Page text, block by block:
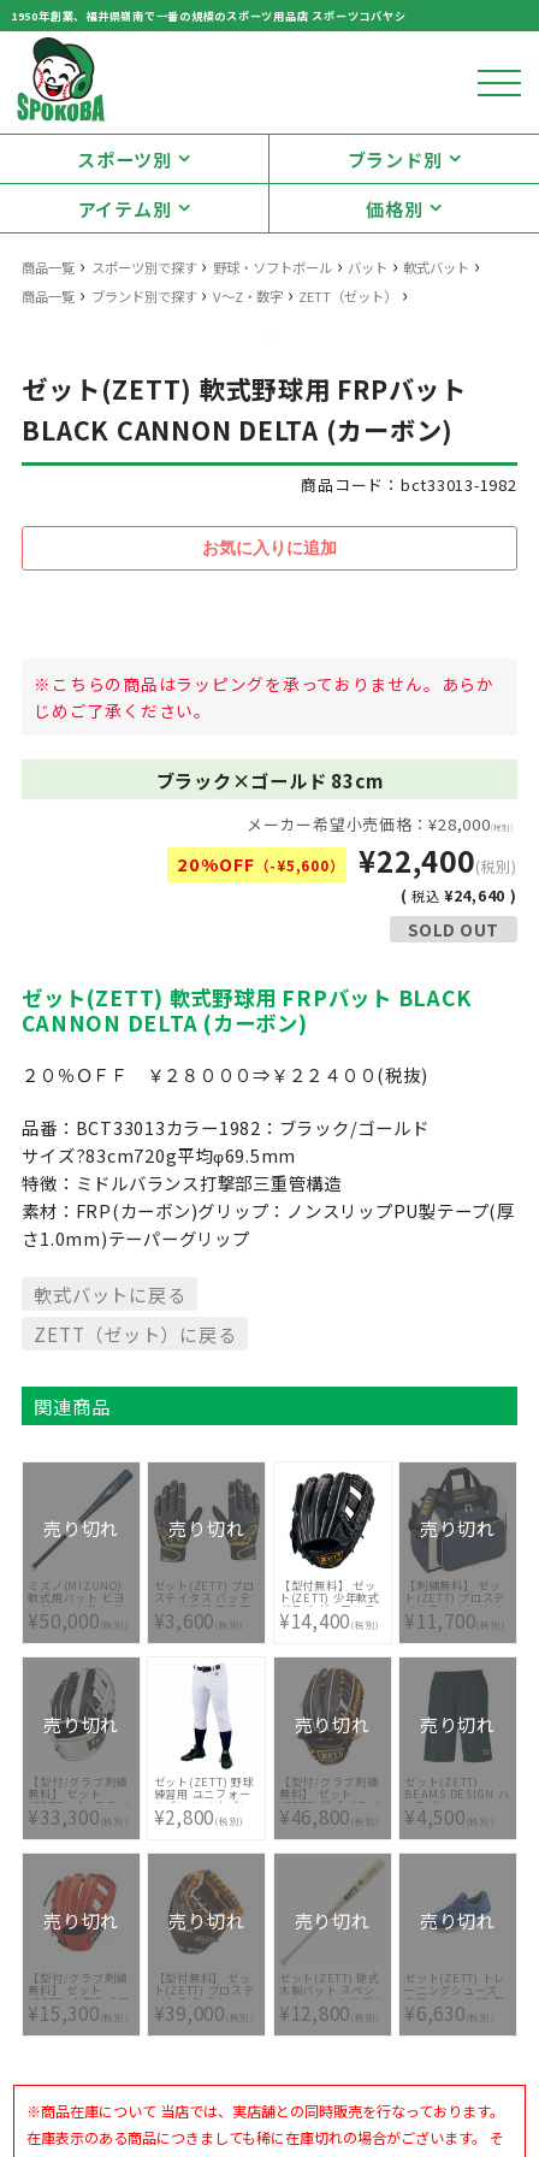
1950年創業、福井県嶺南で一番の規模のスポーツ用品店 スポーツコバヤシ
スポーツ別
ブランド別
アイテム別
価格別
商品一覧 › スポーツ別で探す› 野球・ソフトボール› バット ›軟式バット ›
商品一覧 › ブランド別で探す› V〜Z・数字› ZETT（ゼット） ›
ゼット(ZETT) 軟式野球用 FRPバット
BLACK CANNON DELTA (カーボン)
商品コード：bct33013-1982
※こちらの商品はラッピングを承っておりません。あらか
じめご了承ください。
ブラック×ゴールド 83cm
メーカー希望小売価格：¥28,000(税別)
20%OFF （-¥5,600） ¥22,400(税別)
(税込 ¥24,640 )
SOLD OUT
ゼット(ZETT) 軟式野球用 FRPバット BLACK
CANNON DELTA (カーボン)
２０％ＯＦＦ ￥２８０００⇒￥２２４００(税抜)
品番：BCT33013カラー1982：ブラック/ゴールド
サイズ?83cm720g平均φ69.5mm
特徴：ミドルバランス打撃部三重管構造
素材：FRP(カーボン)グリップ：ノンスリップPU製テープ(厚
さ1.0mm)テーパーグリップ
軟式バットに戻る
ZETT（ゼット）に戻る
関連商品
売り切れ
ミズノ(MIZUNO)
軟式用バット ビヨ
ンドマックスレガシ
ートップバランス
1CJBR193-35
¥50,000(税別)
売り切れ
ゼット(ZETT) プロ
ステイタス バッテ
ィング手袋 両手用
BG721AS-1982
¥3,600(税別)
【型付無料】 ゼッ
ト(ZETT) 少年軟式
グラブ ゼロワンス
テージ オールラウ
ンド用
¥14,400(税別)
売り切れ
【刺繍無料】 ゼッ
ト(ZETT) プロステ
イタス セカンドバ
ッグ BAP520 3011
[ バッグ刺繍2ヶ所
無料(単色のみ)※縁
取り・影付きの場
合、1ヶ所+3300円
(税込)]
¥11,700(税別)
売り切れ
【型付/グラブ刺繍
無料】 ゼット
(ZETT) プロステイ
タス 軟式グラブ 内
野手 吉川モデル
BRGB30216L-1915
[ 型付け無料 軟式グ
(単色のみ)]
¥33,300(税別)
ゼット(ZETT) 野球
練習用 ユニフォー
ムパンツ メカパン
レギュラーパンツ
BU1282P-1100
¥2,800(税別)
売り切れ
【型付/グラブ刺繍
無料】 ゼット
(ZETT) 硬式グラブ
外野手用 サイズ9
プロステイタス
BPROG778-3736 [
型付け無料 硬式グ
ラブ刺繍2ヶ所無料
(単色のみ)※縁取
り・影付きの場合、
1ヶ所+3300円(税
込)]
¥46,800(税別)
売り切れ
ゼット(ZETT)
BEAMS DESIGN ハ
ーフパンツ
BP78003HP-1911
¥4,500(税別)
売り切れ
【型付/グラブ刺繍
無料】 ゼット
(ZETT) 少年軟式用
グラブ ネオステイ
タス VL
BJGB70410N-
のみ)※縁取り・影
+3300円(税込)]
¥15,300(税別)
売り切れ
【型付無料】 ゼッ
ト(ZETT) プロステ
イタス 軟式キャッ
チャーミット 捕手
用 BRCB32522K-
3753 [ ミット型付
¥39,000(税別)
売り切れ
ゼット(ZETT) 硬式
木製バット スペシ
ャルセレクトモデル
BWT16184-1200ST
¥12,800(税別)
売り切れ
ゼット(ZETT) トレ
ーニングシューズ
ラフィエットCR 限
定 BSR8879CR-
2700
¥6,630(税別)
※商品在庫について 当店では、実店舗との同時販売を行なっております。
在庫表示のある商品につきましても稀に在庫切れの場合がございます。 そ